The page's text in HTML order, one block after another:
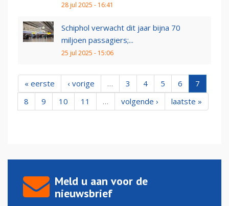
28 jul 2025 - 16:41
Schiphol verwacht dit jaar bijna 70
miljoen passagiers;...
25 jul 2025 - 15:06
« eerste ‹ vorige … 3 4 5 6
7
8
9 10 11 … volgende › laatste »
Meld u aan voor de
nieuwsbrief